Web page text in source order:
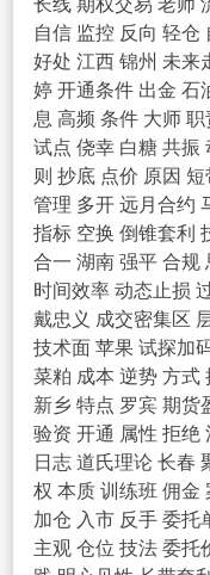
长线 期权交易 老师
自信 监控 反向 轻仓
好处 江西 锦州 未来
婷 开通条件 出金 石
息 高频 条件 大师 职
试点 侥幸 白糖 共振
则 抄底 点价 原因 短
管理 多开 远月合约
指标 空换 倒锥套利
合一 湖南 强平 合规
时间效率 动态止损
戴忠义 成交密集区
技术面 苹果 试探加
菜粕 成本 逆势 方式
新乡 特点 罗宾 期货
验资 开通 属性 拒绝
日志 道氏理论 长春
权 本质 训练班 佣金
加仓 入市 反手 委托
主观 仓位 技法 委托